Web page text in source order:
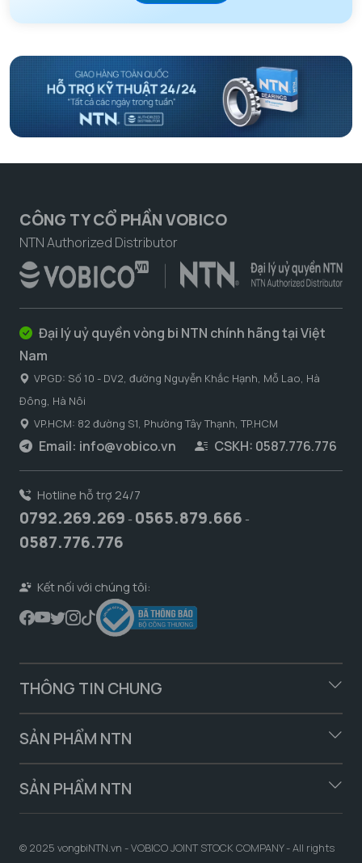
CÔNG TY CỔ PHẦN VOBICO
NTN Authorized Distributor
Đại lý uỷ quyền vòng bi NTN chính hãng tại Việt
Nam
VPGD: Số 10 - DV2, đường Nguyễn Khắc Hạnh, Mỗ Lao, Hà
Đông, Hà Nôi
VP.HCM: 82 đường S1, Phường Tây Thạnh, TP.HCM
Email: info@vobico.vn CSKH: 0587.776.776
Hotline hỗ trợ 24/7
0792.269.269 - 0565.879.666 -
0587.776.776
Kết nối với chúng tôi:
THÔNG TIN CHUNG
SẢN PHẨM NTN
SẢN PHẨM NTN
© 2025 vongbiNTN.vn - VOBICO JOINT STOCK COMPANY - All rights